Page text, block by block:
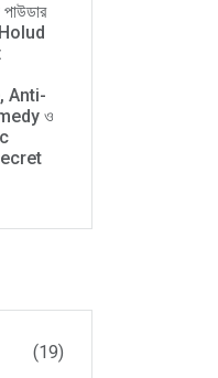
Anti-
ও
(19)